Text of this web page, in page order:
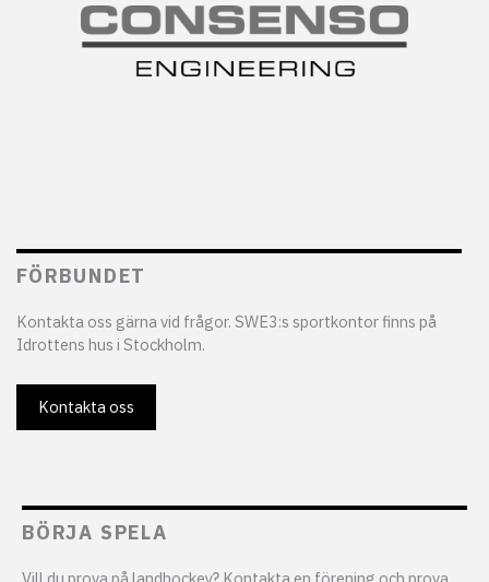
FÖRBUNDET
Kontakta oss gärna vid frågor. SWE3:s sportkontor finns på
Idrottens hus i Stockholm.
Kontakta oss
BÖRJA SPELA
Vill du prova på landhockey? Kontakta en förening och prova